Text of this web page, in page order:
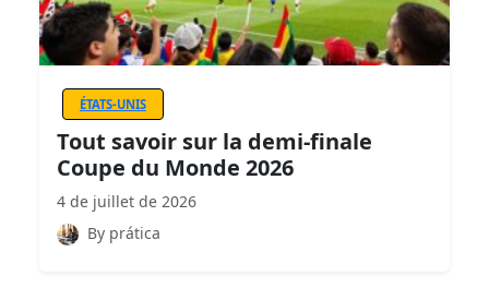
ÉTATS-UNIS
Tout savoir sur la demi-finale
Coupe du Monde 2026
4 de juillet de 2026
By prática